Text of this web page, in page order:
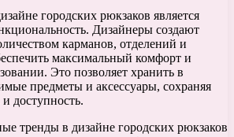
городских рюкзаков является
Дизайнеры создают
карманов, отделений и
максимальный комфорт и
Это позволяет хранить в
предметы и аксессуары, сохраняя
доступность.
тренды в дизайне городских рюкзаков